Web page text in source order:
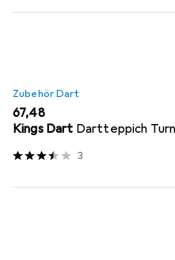
Zubehör Dart
EUR
67,48
Kings Dart Dartteppich
3